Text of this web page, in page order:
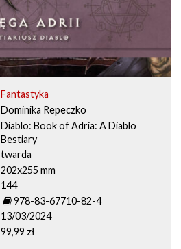
Fantastyka
Dominika Repeczko
Diablo: Book of Adria: A Diablo
Bestiary
twarda
202x255 mm
144
978-83-67710-82-4
13/03/2024
99,99 zł